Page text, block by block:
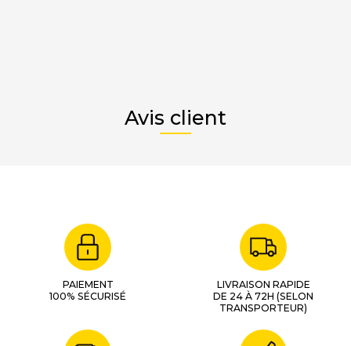
Avis client
PAIEMENT
100% SÉCURISÉ
LIVRAISON RAPIDE
DE 24 À 72H (SELON
TRANSPORTEUR)